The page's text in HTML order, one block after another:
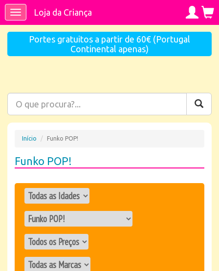
ToggleLoja da Criança
Portes gratuitos a partir de 60€ (Portugal
Continental apenas)
Início Funko POP!
Funko POP!